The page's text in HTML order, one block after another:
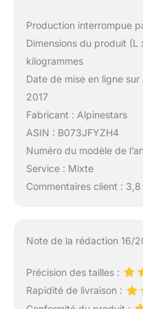
Production interrompue
Dimensions du produit
kilogrammes
Date de mise en ligne
2017
Fabricant : Alpinestars
ASIN : B073JFYZH4
Numéro du modèle de
Service : Mixte
Commentaires client :
Note de la rédaction 16/
Précision des tailles :
Rapidité de livraison :